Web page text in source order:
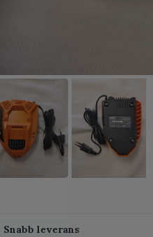
Snabb leverans